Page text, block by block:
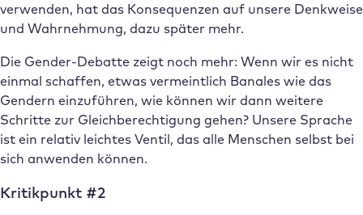
verwenden, hat das Konsequenzen auf unsere Denkweise
und Wahrnehmung, dazu später mehr.
Die Gender-Debatte zeigt noch mehr: Wenn wir es nicht
einmal schaffen, etwas vermeintlich Banales wie das
Gendern einzuführen, wie können wir dann weitere
Schritte zur Gleichberechtigung gehen? Unsere Sprache
ist ein relativ leichtes Ventil, das alle Menschen selbst bei
sich anwenden können.
Kritikpunkt #2